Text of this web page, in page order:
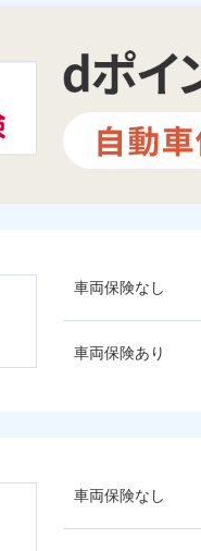
車両保険なし
車両保険あり
車両保険なし